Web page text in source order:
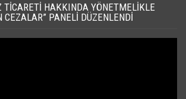
TICARETI HAKKINDA YÖNETMELIKLE
CEZALAR” PANELI DÜZENLENDI